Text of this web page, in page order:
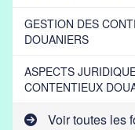
GESTION DES
DOUANIERS
ASPECTS
CONTENTIEUX
Voir toutes les